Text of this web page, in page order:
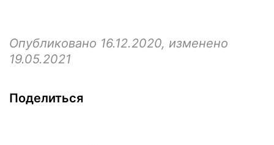
Опубликовано 16.12.2020, изменено
19.05.2021
Поделиться